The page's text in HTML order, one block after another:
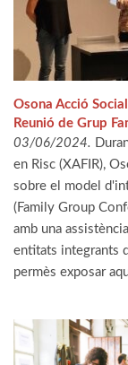
Osona Acció
Reunió de Grup
03/06/2024.
en Risc (XAFIR),
sobre el model
(Family Group
amb una
entitats integrants
permès exposar